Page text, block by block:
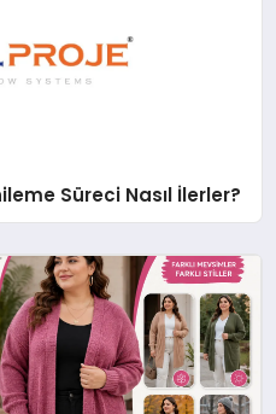
Süreci Nasıl İlerler?